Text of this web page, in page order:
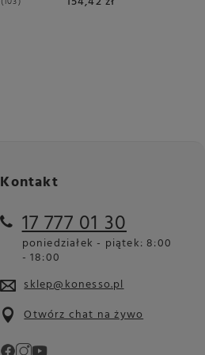
Kontakt
17 777 01 30
poniedziałek - piątek: 8:00
- 18:00
sklep@konesso.pl
Otwórz chat na żywo